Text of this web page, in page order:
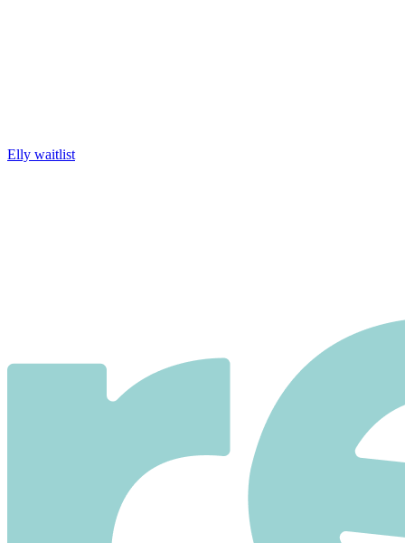
Elly waitlist